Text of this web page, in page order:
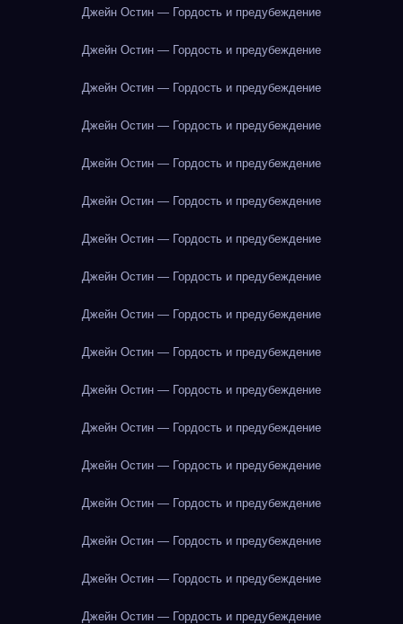
Джейн Остин — Гордость и предубеждение
Джейн Остин — Гордость и предубеждение
Джейн Остин — Гордость и предубеждение
Джейн Остин — Гордость и предубеждение
Джейн Остин — Гордость и предубеждение
Джейн Остин — Гордость и предубеждение
Джейн Остин — Гордость и предубеждение
Джейн Остин — Гордость и предубеждение
Джейн Остин — Гордость и предубеждение
Джейн Остин — Гордость и предубеждение
Джейн Остин — Гордость и предубеждение
Джейн Остин — Гордость и предубеждение
Джейн Остин — Гордость и предубеждение
Джейн Остин — Гордость и предубеждение
Джейн Остин — Гордость и предубеждение
Джейн Остин — Гордость и предубеждение
Джейн Остин — Гордость и предубеждение